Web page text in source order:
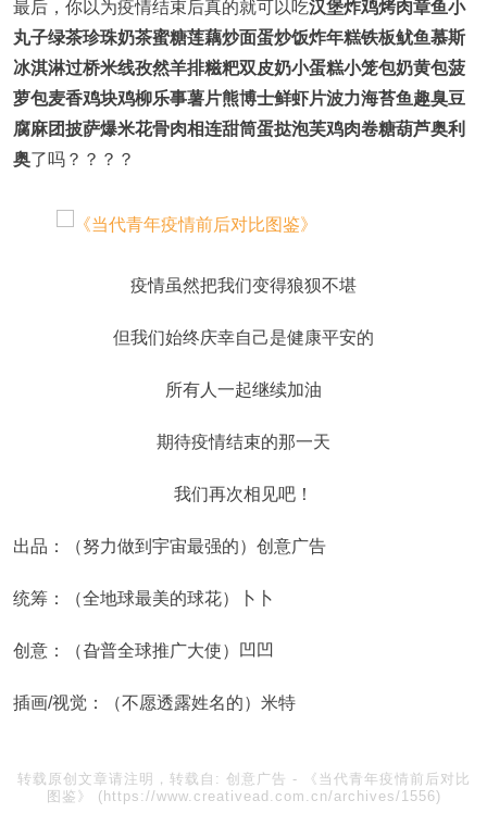
最后，你以为疫情结束后真的就可以吃汉堡炸鸡烤肉章鱼小
丸子绿茶珍珠奶茶蜜糖莲藕炒面蛋炒饭炸年糕铁板鱿鱼慕斯
冰淇淋过桥米线孜然羊排糍粑双皮奶小蛋糕小笼包奶黄包菠
萝包麦香鸡块鸡柳乐事薯片熊博士鲜虾片波力海苔鱼趣臭豆
腐麻团披萨爆米花骨肉相连甜筒蛋挞泡芙鸡肉卷糖葫芦奥利
奥了吗？？？？
疫情虽然把我们变得狼狈不堪
但我们始终庆幸自己是健康平安的
所有人一起继续加油
期待疫情结束的那一天
我们再次相见吧！
出品：（努力做到宇宙最强的）创意广告
统筹：（全地球最美的球花）卜卜
创意：（旮普全球推广大使）凹凹
插画/视觉：（不愿透露姓名的）米特
转载原创文章请注明，转载自: 创意广告 -
《当代青年疫情前后对比
图鉴》 (https://www.creativead.com.cn/archives/1556)